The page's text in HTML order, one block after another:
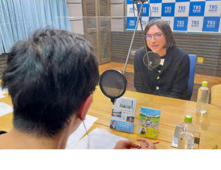
お知らせ
イベント・グッズ
YouTube
会社情報